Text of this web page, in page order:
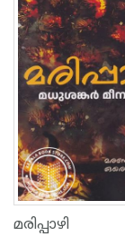
മരിപ്പാഴി